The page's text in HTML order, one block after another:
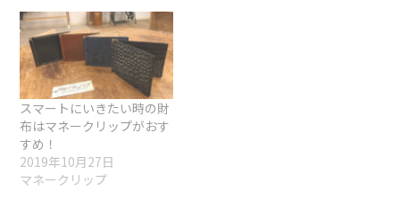
スマートにいきたい時の財
布はマネークリップがおす
すめ！
2019年10月27日
マネークリップ